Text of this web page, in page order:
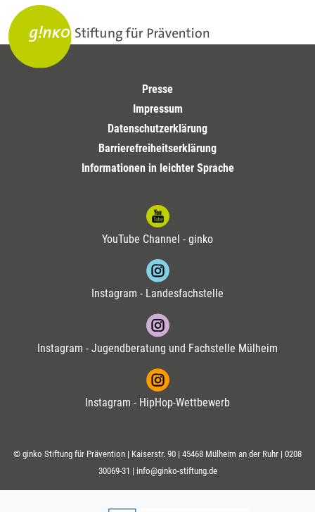
Presse
Impressum
Datenschutzerklärung
Barrierefreiheitserklärung
Informationen in leichter Sprache
YouTube Channel - ginko
Instagram - Landesfachstelle
Instagram - Jugendberatung und Fachstelle Mülheim
Instagram - HipHop-Wettbewerb
© ginko Stiftung für Prävention | Kaiserstr. 90 | 45468 Mülheim an der Ruhr | 0208
30069-31 | info@ginko-stiftung.de